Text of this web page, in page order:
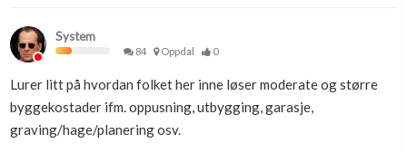
Se din bolig? Klikk her
Boligmappa+
System
84 Oppdal 0
Lurer litt på hvordan folket her inne løser moderate og større
byggekostader ifm. oppusning, utbygging, garasje,
graving/hage/planering osv.